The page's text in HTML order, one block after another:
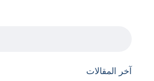
آخر المقالات